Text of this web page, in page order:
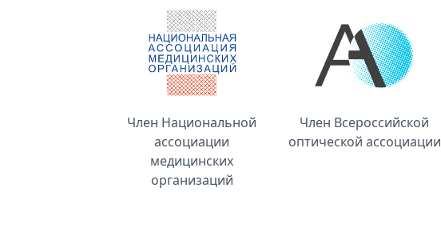
Член Национальной
ассоциации
медицинских
организаций
Член Всероссийской
оптической ассоциации